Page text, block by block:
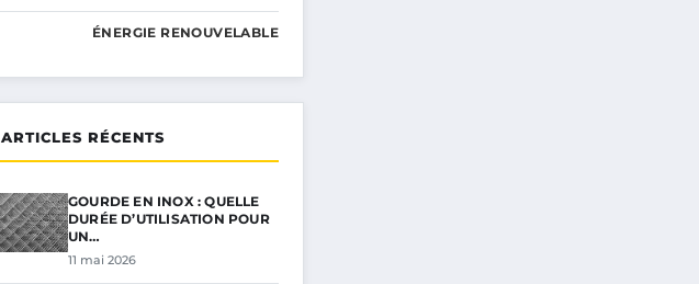
ÉNERGIE RENOUVELABLE
ARTICLES RÉCENTS
GOURDE EN INOX : QUELLE
DURÉE D’UTILISATION POUR
UN…
11 mai 2026